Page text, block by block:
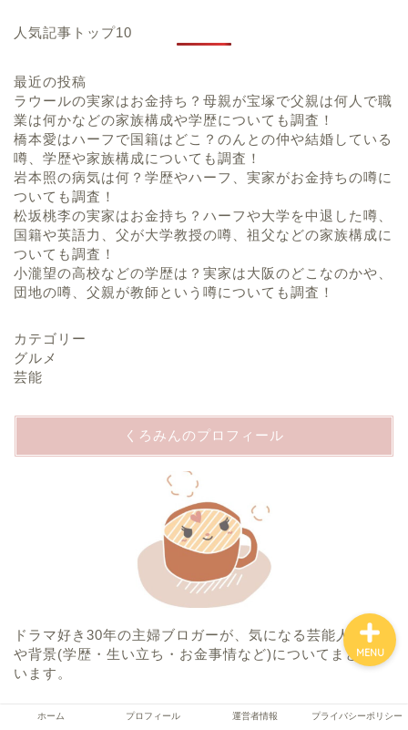
人気記事トップ10
最近の投稿
ラウールの実家はお金持ち？母親が宝塚で父親は何人で職
業は何かなどの家族構成や学歴についても調査！
橋本愛はハーフで国籍はどこ？のんとの仲や結婚している
噂、学歴や家族構成についても調査！
岩本照の病気は何？学歴やハーフ、実家がお金持ちの噂に
ついても調査！
松坂桃李の実家はお金持ち？ハーフや大学を中退した噂、
国籍や英語力、父が大学教授の噂、祖父などの家族構成に
ついても調査！
小瀧望の高校などの学歴は？実家は大阪のどこなのかや、
団地の噂、父親が教師という噂についても調査！
カテゴリー
グルメ
芸能
くろみんのプロフィール
ドラマ好き30年の主婦ブロガーが、気になる芸能人の素顔
や背景(学歴・生い立ち・お金事情など)についてまとめて
います。
検索ホーム プロフィール 運営者情報 プライバシーポリシー
MENU
プロフィール
プライバシーポリシー